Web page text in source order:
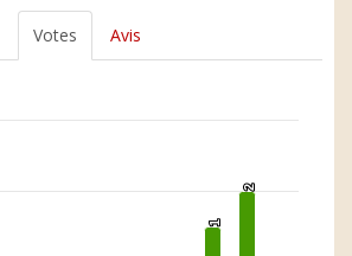
Votes Avis
1
1
2
2